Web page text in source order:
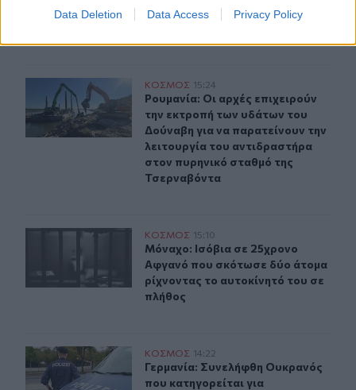
Data Deletion Data Access Privacy Policy
ΣΧΕΤΙΚA AΡΘΡΑ
Ρουμανία: Οι αρχές επιχειρούν την εκτροπή των
ΚΟΣΜΟΣ 15:24
Ρουμανία: Οι αρχές επιχειρούν
Ρουμανία: Οι αρχές επιχειρούν
την εκτροπή των υδάτων του
Δούναβη για να παρατείνουν την
λειτουργία του αντιδραστήρα
στον πυρηνικό σταθμό της
Τσερναβόντα
Μόναχο: Ισόβια σε 25χρονο Αφγανό που σκότωσε δύο
ΚΟΣΜΟΣ 15:10
Μόναχο: Ισόβια σε 25χρονο
Μόναχο: Ισόβια σε 25χρονο
Αφγανό που σκότωσε δύο άτομα
ρίχνοντας το αυτοκίνητό του σε
πλήθος
Γερμανία: Συνελήφθη Ουκρανός που κατηγορείται για
ΚΟΣΜΟΣ 14:22
Γερμανία: Συνελήφθη Ουκρανός
Γερμανία: Συνελήφθη Ουκρανός
που κατηγορείται για